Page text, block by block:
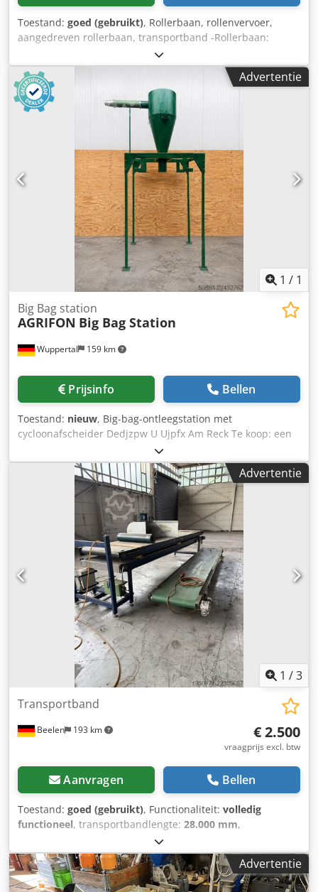
Toestand: goed (gebruikt), Rollerbaan, rollenvervoer,
aangedreven rollerbaan, transportband -Rollerbaan:
aangedreven -Aandrijfmotor: Flender Himmel 0,37 kW met
regelreductiekast -Snelheid: 3,75 tot 70,2 m/min -
Rolbreedte: 140 mm Dcsdpjzq Aa Sofx Am Rek -
Roldiameter: 50 mm -Asafstand: 140 mm -Transportlengte:
ca. 4400 mm -Onderstel: in hoogte verstelbaar -
Afmetingen: 4480/360/H1045 mm -Gewicht: 131 kg
Advertentie
1 / 1
Wuppertal 159 km
Big Bag station
AGRIFON Big Bag Station
Prijsinfo Bellen
Toestand: nieuw, Big-bag-ontleegstation met
cycloonafscheider Dedjzpw U Ujpfx Am Reck Te koop: een
big-bag-ontleegstation met een geïntegreerde
cycloonafscheider, ideaal voor het stofarm verwerken en
afvoeren van uiteenlopende bulkgoederen zoals
kunststofgranulaat, gemalen materiaal, poeder of
gerecycleerde materialen. De installatie verkeert in een
volledig functionele staat en is direct beschikbaar. Een
bezichtiging is op elk moment mogelijk in ons magazijn in
Advertentie
1 /3
Beelen 193 km
Transportband
€ 2.500
vraagprijs excl. btw
Aanvragen Bellen
Toestand: goed (gebruikt), Functionaliteit: volledig
functioneel, transportbandlengte: 28.000 mm,
1.000 mm
transportbanden: 4 x 5,25 m, 1 x 8,00 m, breedte: 0,95 -
1,05 m Dsdpfx Amezr Ihdj Rjck Prijs voor losse
transportbanden op aanvraag.
Advertentie